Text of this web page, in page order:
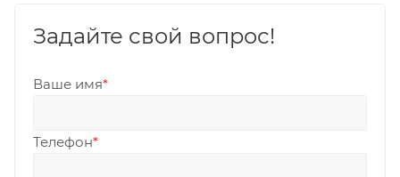
Задайте свой вопрос!
Ваше имя*
Телефон*